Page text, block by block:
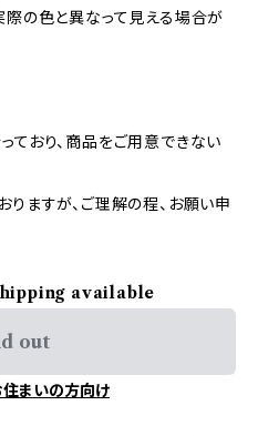
際の色と異なって見える場合が
ており、商品をご用意できない
ますが、ご理解の程、お願い申
available
out
まいの方向け